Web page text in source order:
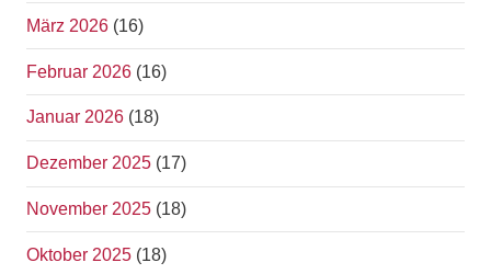
März 2026 (16)
Februar 2026 (16)
Januar 2026 (18)
Dezember 2025 (17)
November 2025 (18)
Oktober 2025 (18)